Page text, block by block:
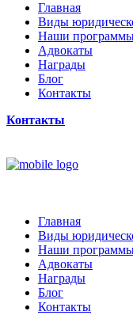
Главная
Виды
Наши
Адвокаты
Награды
Блог
Контакты
Контакты
Главная
Виды
Наши
Адвокаты
Награды
Блог
Контакты